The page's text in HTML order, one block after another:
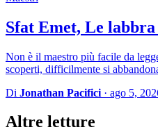
Sfat Emet, Le
Non è il maestro più facile da
scoperti, difficilmente si
Di Jonathan Pacifici · ago 5,
Altre letture